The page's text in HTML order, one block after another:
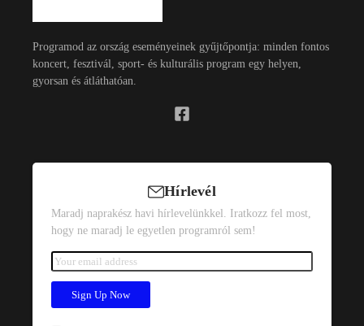
Programod az ország eseményeinek gyűjtőpontja: minden fontos
koncert, fesztivál, sport- és kulturális program egy helyen,
gyorsan és átláthatóan.
Hírlevél
Maradj naprakész havi hírlevelünkkel. Iratkozz fel most,
hogy ne maradj le egyetlen programról sem!